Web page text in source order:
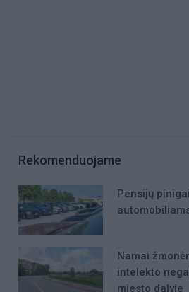
Rekomenduojame
Pensijų
Namai
intelekto
miesto dalyje